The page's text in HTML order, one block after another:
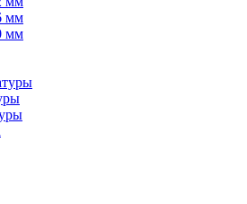
мм
мм